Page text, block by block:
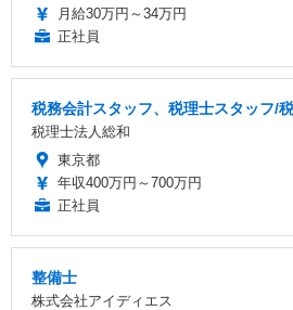
月給30万円～34万円
正社員
税務会計スタッフ、税理士スタッフ/
税理士法人総和
東京都
年収400万円～700万円
正社員
整備士
株式会社アイディエス